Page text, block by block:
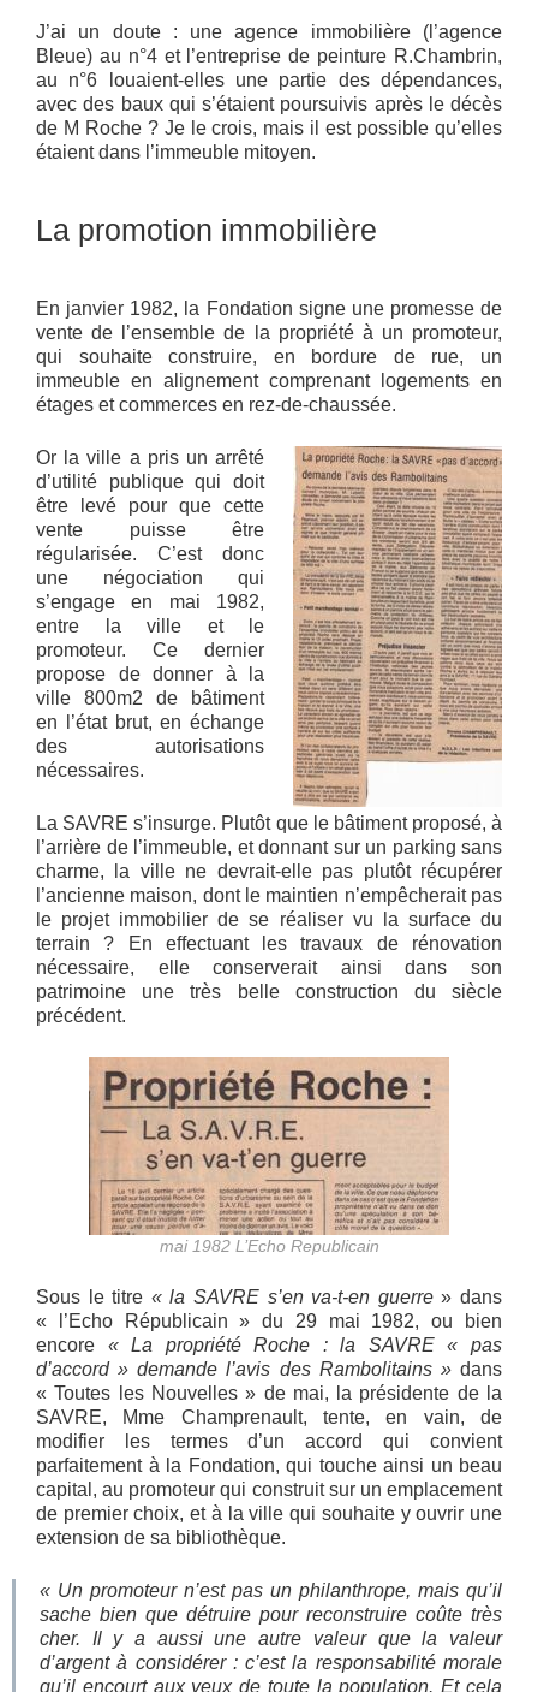
J’ai un doute : une agence immobilière (l’agence
Bleue) au n°4 et l’entreprise de peinture R.Chambrin,
au n°6 louaient-elles une partie des dépendances,
avec des baux qui s’étaient poursuivis après le décès
de M Roche ? Je le crois, mais il est possible qu’elles
étaient dans l’immeuble mitoyen.
La promotion immobilière
En janvier 1982, la Fondation signe une promesse de
vente de l’ensemble de la propriété à un promoteur,
qui souhaite construire, en bordure de rue, un
immeuble en alignement comprenant logements en
étages et commerces en rez-de-chaussée.
Or la ville a pris un arrêté
d’utilité publique qui doit
être levé pour que cette
vente puisse être
régularisée. C’est donc
une négociation qui
s’engage en mai 1982,
entre la ville et le
promoteur. Ce dernier
propose de donner à la
ville 800m2 de bâtiment
en l’état brut, en échange
des autorisations
nécessaires.
La SAVRE s’insurge. Plutôt que le bâtiment proposé, à
l’arrière de l’immeuble, et donnant sur un parking sans
charme, la ville ne devrait-elle pas plutôt récupérer
l’ancienne maison, dont le maintien n’empêcherait pas
le projet immobilier de se réaliser vu la surface du
terrain ? En effectuant les travaux de rénovation
nécessaire, elle conserverait ainsi dans son
patrimoine une très belle construction du siècle
précédent.
mai 1982 L’Echo Republicain
Sous le titre « la SAVRE s’en va-t-en guerre» dans
« l’Echo Républicain » du 29 mai 1982, ou bien
encore « La propriété Roche : la SAVRE « pas
d’accord » demande l’avis des Rambolitains » dans
« Toutes les Nouvelles » de mai, la présidente de la
SAVRE, Mme Champrenault, tente, en vain, de
modifier les termes d’un accord qui convient
parfaitement à la Fondation, qui touche ainsi un beau
capital, au promoteur qui construit sur un emplacement
de premier choix, et à la ville qui souhaite y ouvrir une
extension de sa bibliothèque.
« Un promoteur n’est pas un philanthrope, mais qu’il
sache bien que détruire pour reconstruire coûte très
cher. Il y a aussi une autre valeur que la valeur
d’argent à considérer : c’est la responsabilité morale
qu’il encourt aux yeux de toute la population. Et cela